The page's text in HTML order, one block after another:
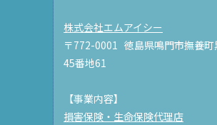
株式会社エムアイシー
〒772-0001 徳島県鳴門市撫養町
45番地61
【事業内容】
損害保険・生命保険代理店